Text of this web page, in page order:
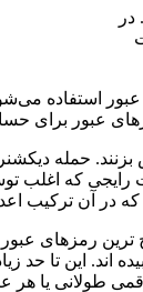
استفاده
عبور برای
حمله
که اغلب
در آن ترکیب
رمزهای
اند. این تا حد
باشد، شکستن رمز